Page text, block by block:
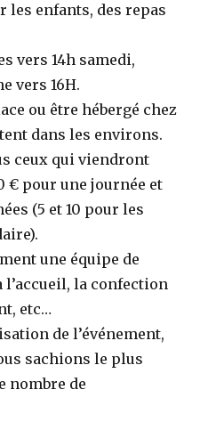
les enfants, des repas
vers 14h samedi,
vers 16H.
ou être hébergé chez
dans les environs.
ceux qui viendront
€ pour une journée et
(5 et 10 pour les
une équipe de
l’accueil, la confection
etc…
de l’événement,
sachions le plus
nombre de